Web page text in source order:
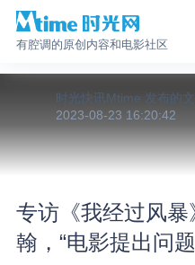
有腔调的原创内容和电影社区
时光快讯Mtime 发布的
2023-08-23 16:20:42
专访《我经过风
翰，“电影提出问